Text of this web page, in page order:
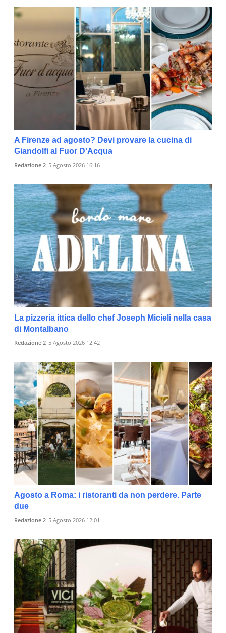
A Firenze ad agosto? Devi provare la cucina di
Giandolfi al Fuor D'Acqua
Redazione 2 5 Agosto 2026 16:16
La pizzeria ittica dello chef Joseph Micieli nella casa
di Montalbano
Redazione 2 5 Agosto 2026 12:42
Agosto a Roma: i ristoranti da non perdere. Parte
due
Redazione 2 5 Agosto 2026 12:01